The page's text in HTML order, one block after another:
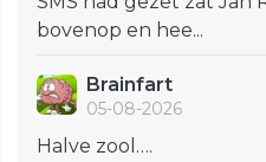
bovenop en hee...
Brainfart
05-08-2026
Halve zool….